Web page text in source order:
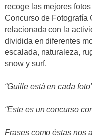
recoge las mejores
Concurso de Fotografía
relacionada con la
dividida en diferentes
escalada, naturaleza,
snow y surf.
“Guille está en cada foto”
“Este es un concurso
Frases como éstas nos